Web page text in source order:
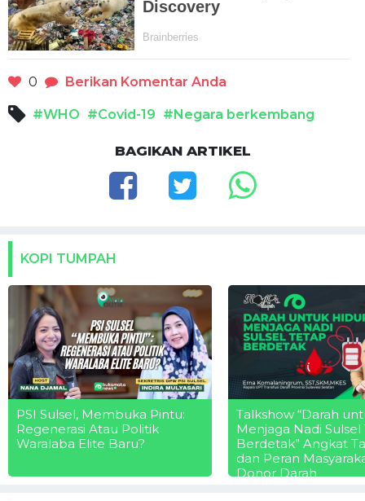
0 Berikan Komentar Anda
#WHO #Covid-19 #Negara berkembang
BAGIKAN ARTIKEL
KOPI TUMPAH
PSI Sulsel, Membuka Pintu:
Regenerasi Atau Politik
Waralaba Elite Baru?
Talkshow “Darah
Menjaga Nadi Sulsel
Berdetak” Angkat
dan Peran
Donor Darah